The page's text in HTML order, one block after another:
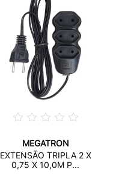
MEGATRON
EXTENSÃO TRIPLA 2 X
0,75 X 10,0M P...